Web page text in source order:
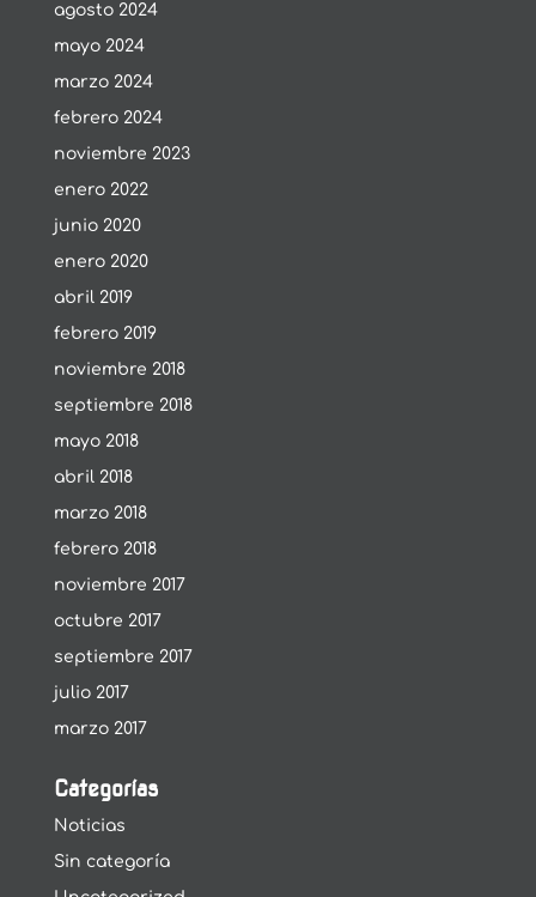
agosto 2024
mayo 2024
marzo 2024
febrero 2024
noviembre 2023
enero 2022
junio 2020
enero 2020
abril 2019
febrero 2019
noviembre 2018
septiembre 2018
mayo 2018
abril 2018
marzo 2018
febrero 2018
noviembre 2017
octubre 2017
septiembre 2017
julio 2017
marzo 2017
Categorías
Noticias
Sin categoría